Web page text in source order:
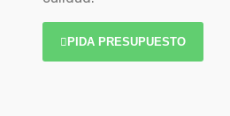
PIDA PRESUPUESTO